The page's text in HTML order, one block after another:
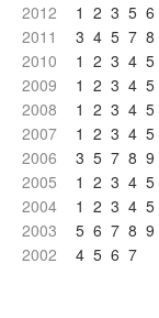
2012
1 2 3 5 6
2011
3 4 5 7 8
2010
1 2 3 4 5
2009
1 2 3 4 5
2008
1 2 3 4 5
2007
1 2 3 4 5
2006
3 5 7 8 9
2005
1 2 3 4 5
2004
1 2 3 4 5
2003
5 6 7 8 9
2002
4 5 6 7